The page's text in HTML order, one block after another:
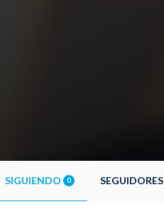
SIGUIENDO 0 SEGUIDORES